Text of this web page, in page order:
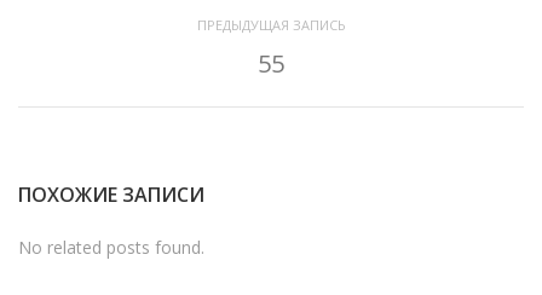
ПРЕДЫДУЩАЯ ЗАПИСЬ
55
ПОХОЖИЕ ЗАПИСИ
No related posts found.